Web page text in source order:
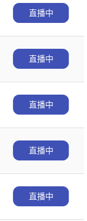
直播中
直播中
直播中
直播中
直播中